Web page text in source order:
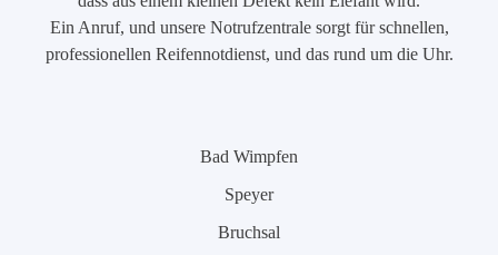
Ein Anruf, und unsere Notrufzentrale sorgt für schnellen,
professionellen Reifennotdienst, und das rund um die Uhr.
Bad Wimpfen
Speyer
Bruchsal